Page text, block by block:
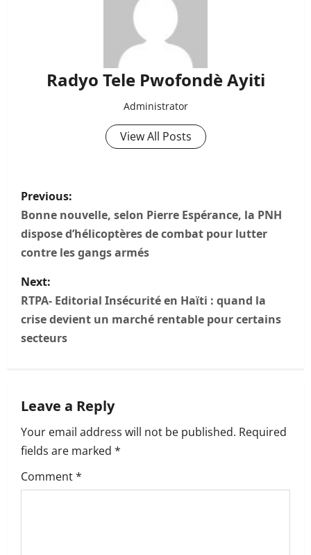
Radyo Tele Pwofondè Ayiti
Administrator
View All Posts
P
o
s
t
n
a
i
g
a
t
Previous:
Bonne nouvelle, selon Pierre Espérance, la PNH
dispose d’hélicoptères de combat pour lutter
contre les gangs armés
Next:
RTPA- Editorial Insécurité en Haïti : quand la
crise devient un marché rentable pour certains
secteurs
Leave a Reply
Your email address will not be published. Required
fields are marked *
Comment*